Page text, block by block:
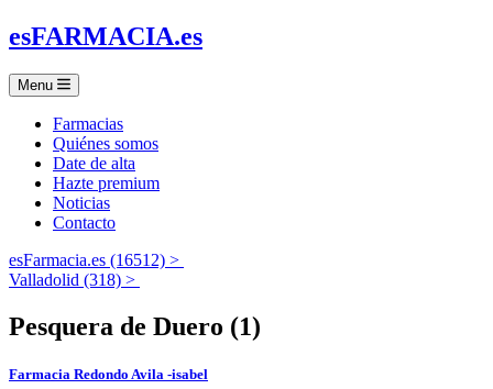
esFARMACIA.es
Menu
Farmacias
Quiénes somos
Date de alta
Hazte premium
Noticias
Contacto
esFarmacia.es (16512) >
Valladolid (318) >
Pesquera de Duero (1)
Farmacia Redondo Avila -isabel